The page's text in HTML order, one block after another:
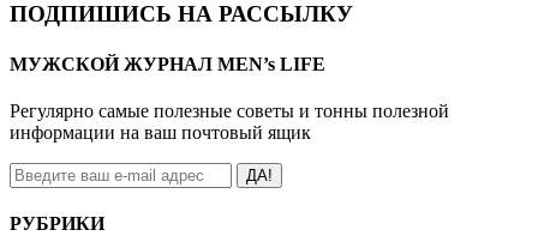
ПОДПИШИСЬ НА РАССЫЛКУ
МУЖСКОЙ ЖУРНАЛ MEN’s LIFE
Регулярно самые полезные советы и тонны полезной
информации на ваш почтовый ящик
ДА!
РУБРИКИ